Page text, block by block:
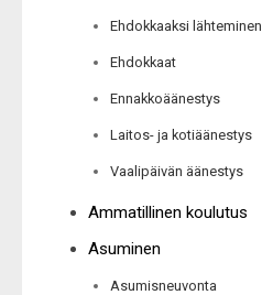
Ehdokkaaksi lähteminen
Ehdokkaat
Ennakkoäänestys
Laitos- ja kotiäänestys
Vaalipäivän äänestys
Ammatillinen koulutus
Asuminen
Asumisneuvonta